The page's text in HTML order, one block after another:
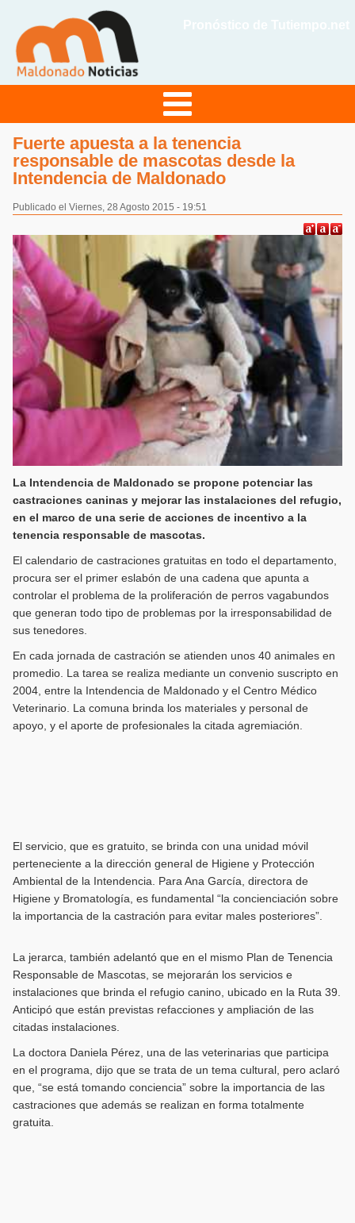
Fuerte apuesta a la tenencia
responsable de mascotas desde la
Intendencia de Maldonado
Publicado el Viernes, 28 Agosto 2015 - 19:51
La Intendencia de Maldonado se propone potenciar las
castraciones caninas y mejorar las instalaciones del refugio,
en el marco de una serie de acciones de incentivo a la
tenencia responsable de mascotas.
El calendario de castraciones gratuitas en todo el departamento,
procura ser el primer eslabón de una cadena que apunta a
controlar el problema de la proliferación de perros vagabundos
que generan todo tipo de problemas por la irresponsabilidad de
sus tenedores.
En cada jornada de castración se atienden unos 40 animales en
promedio. La tarea se realiza mediante un convenio suscripto en
2004, entre la Intendencia de Maldonado y el Centro Médico
Veterinario. La comuna brinda los materiales y personal de
apoyo, y el aporte de profesionales la citada agremiación.
El servicio, que es gratuito, se brinda con una unidad móvil
perteneciente a la dirección general de Higiene y Protección
Ambiental de la Intendencia. Para Ana García, directora de
Higiene y Bromatología, es fundamental “la concienciación sobre
la importancia de la castración para evitar males posteriores”.
La jerarca, también adelantó que en el mismo Plan de Tenencia
Responsable de Mascotas, se mejorarán los servicios e
instalaciones que brinda el refugio canino, ubicado en la Ruta 39.
Anticipó que están previstas refacciones y ampliación de las
citadas instalaciones.
La doctora Daniela Pérez, una de las veterinarias que participa
en el programa, dijo que se trata de un tema cultural, pero aclaró
que, “se está tomando conciencia” sobre la importancia de las
castraciones que además se realizan en forma totalmente
gratuita.